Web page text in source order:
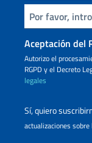
Inserta tu correo electronico
Aceptación del
Autorizo ​​el
RGPD y el Decreto
legales
Sí, quiero
actualizaciones